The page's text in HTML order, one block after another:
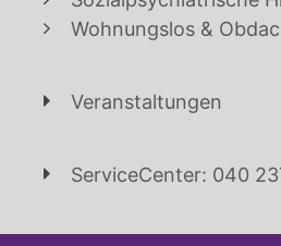
Wohnungslos &
Veranstaltungen
ServiceCenter: 040